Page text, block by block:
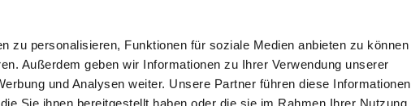
zu personalisieren, Funktionen für soziale Medien anbieten zu können
Außerdem geben wir Informationen zu Ihrer Verwendung unserer
und Analysen weiter. Unsere Partner führen diese Informationen